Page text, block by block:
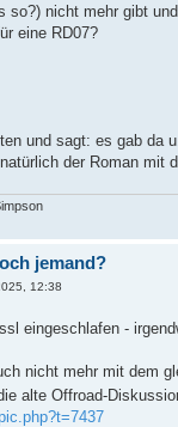
so?) nicht mehr gibt
eine RD07?
und sagt: es gab da
der Roman mit
jemand?
12:38
eingeschlafen -
nicht mehr mit dem
alte Offroad-